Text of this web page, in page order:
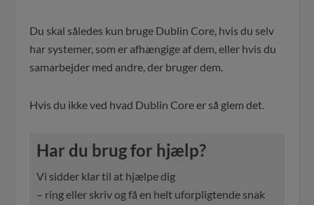
Du skal således kun bruge Dublin Core, hvis du selv
har systemer, som er afhængige af dem, eller hvis du
samarbejder med andre, der bruger dem.
Hvis du ikke ved hvad Dublin Core er så glem det.
Har du brug for hjælp?
Vi sidder klar til at hjælpe dig
– ring eller skriv og få en helt uforpligtende snak